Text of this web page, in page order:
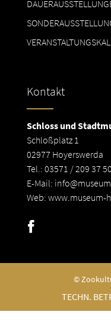
Kontakt
Schloss und
Schloßplatz 1
02977 Hoyerswerda
Tel.: 03571 / 209 37
E-Mail:
Web: www.museum-
©
TECHN.